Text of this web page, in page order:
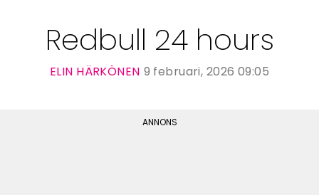
Redbull 24 hours
ELIN HÄRKÖNEN 9 februari, 2026 09:05